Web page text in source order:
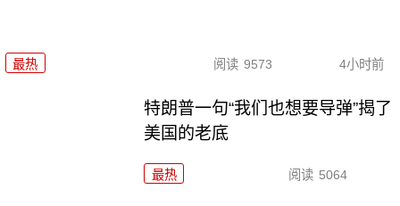
最热 阅读 9573 4小时前
特朗普一句“我们也想要导弹”揭了
美国的老底
最热 阅读 5064